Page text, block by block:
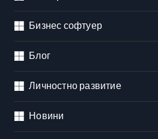
Бизнес софтуер
Блог
Личностно развитие
Новини